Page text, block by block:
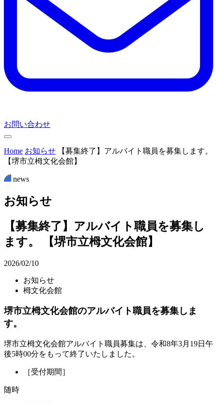
お問い合わせ
Home お知らせ
【募集終了】アルバイト職員を募集します。
【堺市立栂文化会館】
news
お知らせ
【募集終了】アルバイト職員を募集し
ます。 【堺市立栂文化会館】
2026/02/10
お知らせ
栂文化会館
堺市立栂文化会館のアルバイト職員を募集しま
す。
堺市立栂文化会館アルバイト職員募集は、令和8年3月19日午
後5時00分をもって終了いたしました。
［受付期間］
随時